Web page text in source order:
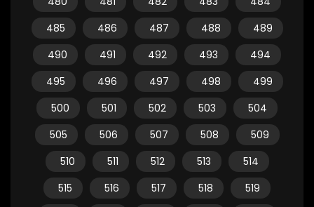
485
486 487 488
489
490
491 492 493
494
495
496 497 498
499
500
501 502 503
504
505
506 507 508
509
510
511 512 513
514
515
516 517 518
519